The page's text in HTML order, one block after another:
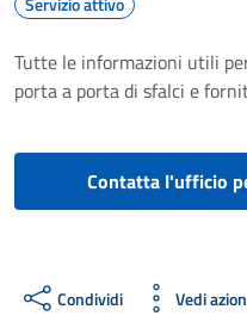
Tutte le informazioni utili
porta a porta di sfalci e
Contatta l'ufficio
Condividi Vedi